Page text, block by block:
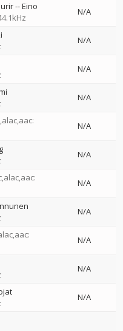
--Eino
N/A
N/A
N/A
N/A
N/A
N/A
N/A
N/A
N/A
N/A
N/A